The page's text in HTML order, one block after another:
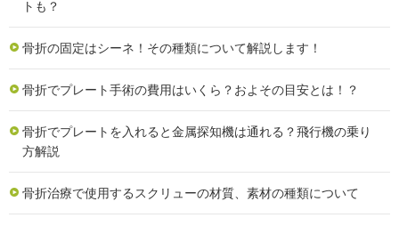
トも？
骨折の固定はシーネ！その種類について解説します！
骨折でプレート手術の費用はいくら？およその目安とは！？
骨折でプレートを入れると金属探知機は通れる？飛行機の乗り
方解説
骨折治療で使用するスクリューの材質、素材の種類について